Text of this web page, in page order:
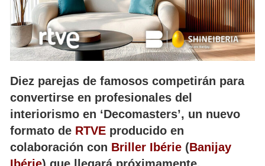
Diez parejas de famosos competirán para
convertirse en profesionales del
interiorismo en ‘Decomasters’, un nuevo
formato de RTVE producido en
colaboración con Briller Ibérie (Banijay